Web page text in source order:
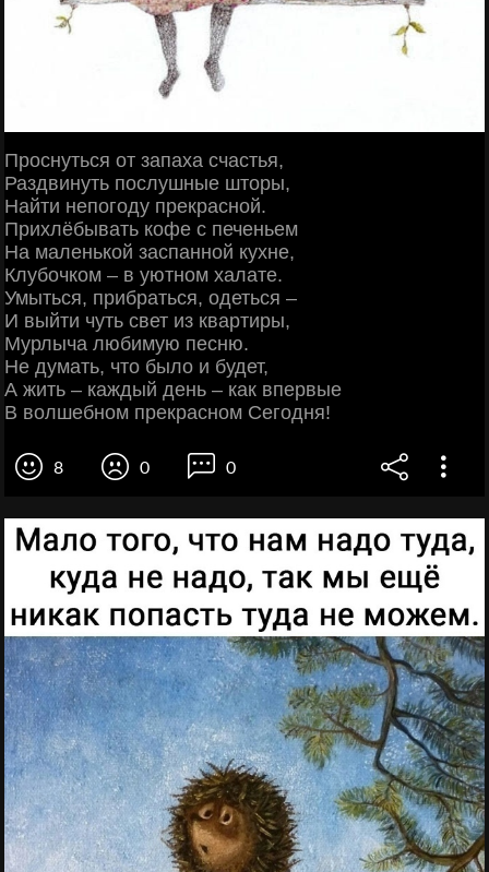
Проснуться от запаха счастья,
Раздвинуть послушные шторы,
Найти непогоду прекрасной.
Прихлёбывать кофе с печеньем
На маленькой заспанной кухне,
Клубочком – в уютном халате.
Умыться, прибраться, одеться –
И выйти чуть свет из квартиры,
Мурлыча любимую песню.
Не думать, что было и будет,
А жить – каждый день – как впервые
В волшебном прекрасном Сегодня!
8 0 0